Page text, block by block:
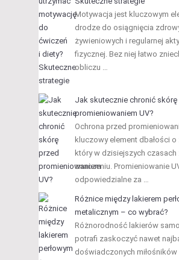
Motywacja jest kluczowym
drodze do osiągnięcia
żywieniowych i regularnej
fizycznej. Bez niej łatwo
obliczu …
Jak skutecznie chronić skórę
promieniowaniem UV?
Ochrona przed
kluczowy element dbałości
który w dzisiejszych czasach
znaczeniu. Promieniowanie
odpowiedzialne za …
Różnice między lakierem
metalicznym – co wybrać?
Różnorodność lakierów
potrafi zaskoczyć nawet
doświadczonych miłośników